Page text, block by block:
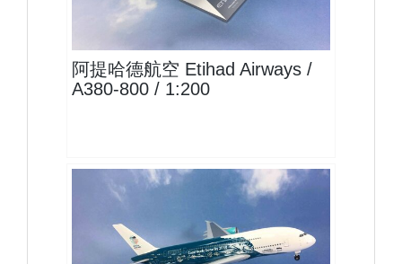
阿提哈德航空 Etihad Airways /
A380-800 / 1:200